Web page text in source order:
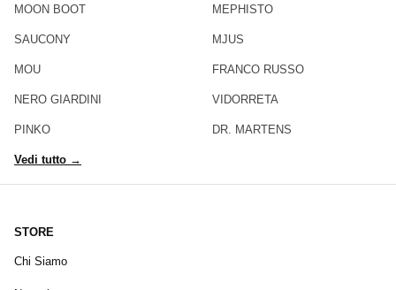
MOON BOOT
SAUCONY
MOU
NERO GIARDINI
PINKO
MEPHISTO
MJUS
FRANCO RUSSO
VIDORRETA
DR. MARTENS
Vedi tutto →
STORE
Chi Siamo